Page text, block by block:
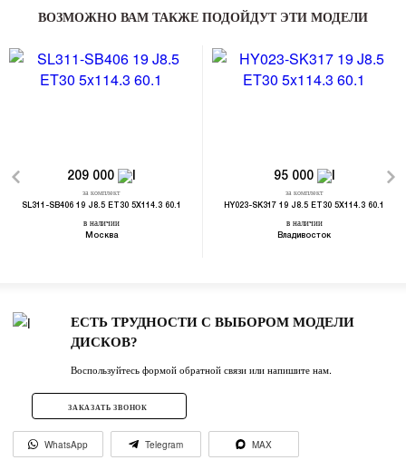
ВОЗМОЖНО ВАМ ТАКЖЕ ПОДОЙДУТ ЭТИ МОДЕЛИ
209 000
за комплект
SL311-SB406 19 J8.5 ET30 5X114.3 60.1
в наличии
Москва
95 000
за комплект
HY023-SK317 19 J8.5 ET30 5X114.3 60.1
в наличии
Владивосток
ЕСТЬ ТРУДНОСТИ С ВЫБОРОМ МОДЕЛИ
ДИСКОВ?
Воспользуйтесь формой обратной связи или напишите нам.
ЗАКАЗАТЬ ЗВОНОК
WhatsApp Telegram MAX